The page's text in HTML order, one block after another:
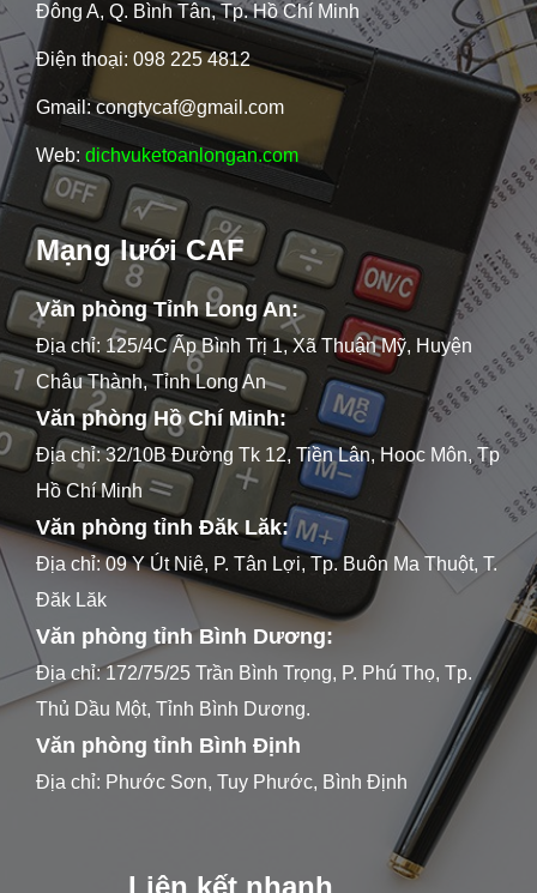
Đông A, Q. Bình Tân, Tp. Hồ Chí Minh
Điện thoại: 098 225 4812
Gmail: congtycaf@gmail.com
Web: dichvuketoanlongan.com
Mạng lưới CAF
Văn phòng Tỉnh Long An:
Địa chỉ: 125/4C Ấp Bình Trị 1, Xã Thuận Mỹ, Huyện
Châu Thành, Tỉnh Long An
Văn phòng Hồ Chí Minh:
Địa chỉ: 32/10B Đường Tk 12, Tiền Lân, Hooc Môn, Tp
Hồ Chí Minh
Văn phòng tỉnh Đăk Lăk:
Địa chỉ: 09 Y Út Niê, P. Tân Lợi, Tp. Buôn Ma Thuột, T.
Đăk Lăk
Văn phòng tỉnh Bình Dương:
Địa chỉ: 172/75/25 Trần Bình Trọng, P. Phú Thọ, Tp.
Thủ Dầu Một, Tỉnh Bình Dương.
Văn phòng tỉnh Bình Định
Địa chỉ: Phước Sơn, Tuy Phước, Bình Định